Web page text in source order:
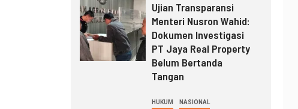
Ujian Transparansi
Menteri Nusron Wahid:
Dokumen Investigasi
PT Jaya Real Property
Belum Bertanda
Tangan
HUKUM NASIONAL